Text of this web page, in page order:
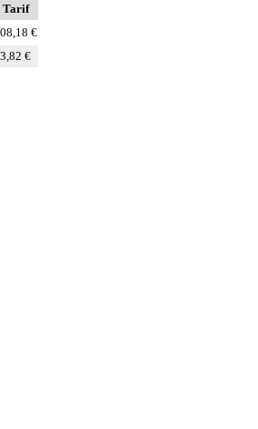
de l'abdomen, par abord direct incluent l'évacuation de
associée, la toilette péritonéale et/ou la pose de
Tarif
€
€